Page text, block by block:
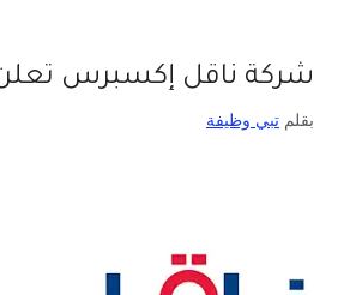
شركة ناقل إكسبرس
بقلم تبي وظيفة